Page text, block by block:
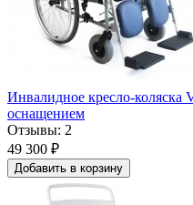
Инвалидное кресло-коляска
оснащением
Отзывы: 2
49 300 ₽
Добавить в корзину